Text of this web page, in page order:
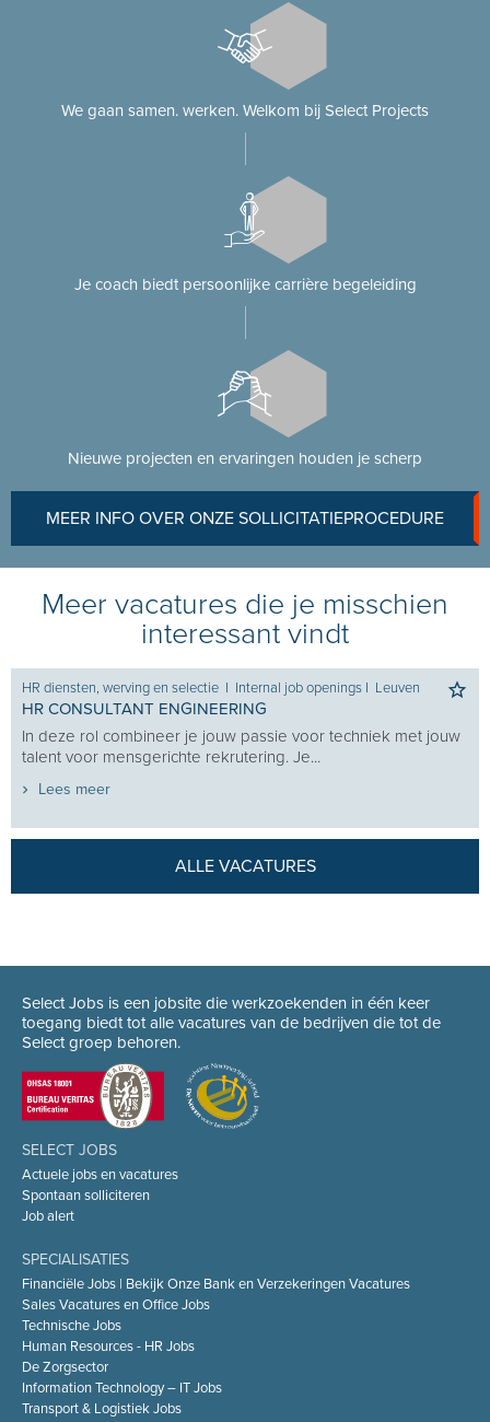
We gaan samen. werken. Welkom bij Select Projects
Je coach biedt persoonlijke carrière begeleiding
Nieuwe projecten en ervaringen houden je scherp
MEER INFO OVER ONZE SOLLICITATIEPROCEDURE
Meer vacatures die je misschien
interessant vindt
HR diensten, werving en selectie I Internal job openings I Leuven
HR CONSULTANT ENGINEERING
In deze rol combineer je jouw passie voor techniek met jouw
talent voor mensgerichte rekrutering. Je...
Lees meer
ALLE VACATURES
Select Jobs is een jobsite die werkzoekenden in één keer
toegang biedt tot alle vacatures van de bedrijven die tot de
Select groep behoren.
SELECT JOBS
Actuele jobs en vacatures
Spontaan solliciteren
Job alert
SPECIALISATIES
Financiële Jobs | Bekijk Onze Bank en Verzekeringen Vacatures
Sales Vacatures en Office Jobs
Technische Jobs
Human Resources - HR Jobs
De Zorgsector
Information Technology – IT Jobs
Transport & Logistiek Jobs